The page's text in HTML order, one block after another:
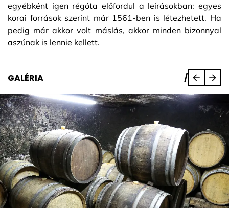
egyébként igen régóta előfordul a leírásokban: egyes
korai források szerint már 1561-ben is létezhetett. Ha
pedig már akkor volt máslás, akkor minden bizonnyal
aszúnak is lennie kellett.
GALÉRIA /